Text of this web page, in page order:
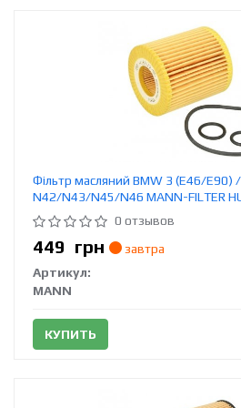
Фільтр масляний BMW 3 (E46/
N42/N43/N45/N46 MANN-FILTER
0 отзывов
449 грн
завтра
Артикул:
MANN
КУПИТЬ